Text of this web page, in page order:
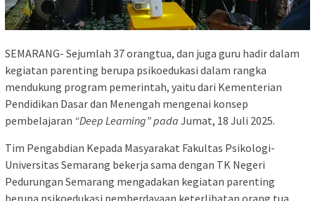
SEMARANG- Sejumlah 37 orangtua, dan juga guru hadir dalam
kegiatan parenting berupa psikoedukasi dalam rangka
mendukung program pemerintah, yaitu dari Kementerian
Pendidikan Dasar dan Menengah mengenai konsep
pembelajaran “Deep Learning” pada Jumat, 18 Juli 2025.
Tim Pengabdian Kepada Masyarakat Fakultas Psikologi-
Universitas Semarang bekerja sama dengan TK Negeri
Pedurungan Semarang mengadakan kegiatan parenting
berupa psikoedukasi pemberdayaan keterlibatan orang tua